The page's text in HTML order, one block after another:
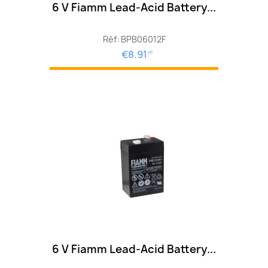
6 V Fiamm Lead-Acid Battery...
Réf: BPB06012F
€8.91 HT
6 V Fiamm Lead-Acid Battery...